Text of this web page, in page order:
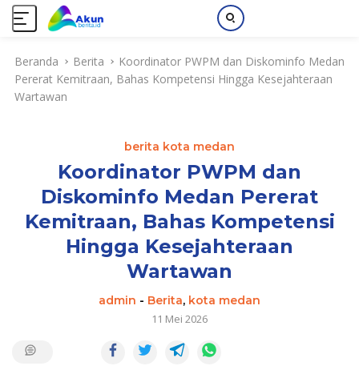
Beranda Berita
Koordinator PWPM dan Diskominfo Medan
Pererat Kemitraan, Bahas Kompetensi Hingga Kesejahteraan
Wartawan
berita kota medan
Koordinator PWPM dan
Diskominfo Medan Pererat
Kemitraan, Bahas Kompetensi
Hingga Kesejahteraan
Wartawan
admin - Berita, kota medan
11 Mei 2026